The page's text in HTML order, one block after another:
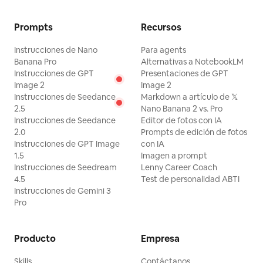
Prompts
Instrucciones de Nano
Banana Pro
Instrucciones de GPT
Image 2
Instrucciones de Seedance
2.5
Instrucciones de Seedance
2.0
Instrucciones de GPT Image
1.5
Instrucciones de Seedream
4.5
Instrucciones de Gemini 3
Pro
Recursos
Para agents
Alternativas a NotebookLM
Presentaciones de GPT
Image 2
Markdown a artículo de 𝕏
Nano Banana 2 vs. Pro
Editor de fotos con IA
Prompts de edición de fotos
con IA
Imagen a prompt
Lenny Career Coach
Test de personalidad ABTI
Producto Empresa